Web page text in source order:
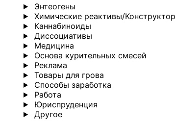
Энтеогены
Химические реактивы/
Каннабиноиды
Диссоциативы
Медицина
Основа курительных смесей
Реклама
Товары для грова
Способы заработка
Работа
Юриспруденция
Другoе